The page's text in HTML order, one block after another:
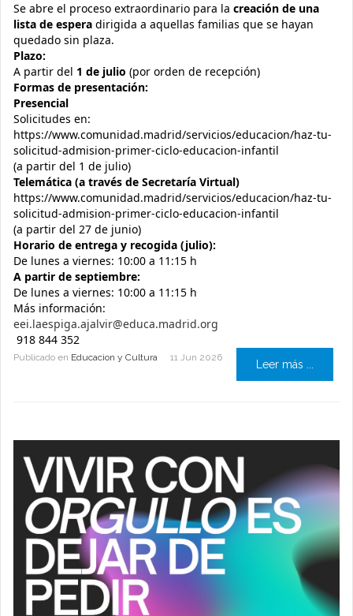
Se abre el proceso extraordinario para la creación de una
lista de espera dirigida a aquellas familias que se hayan
quedado sin plaza.
Plazo:
A partir del 1 de julio (por orden de recepción)
Formas de presentación:
Presencial
Solicitudes en:
https://www.comunidad.madrid/servicios/educacion/haz-tu-
solicitud-admision-primer-ciclo-educacion-infantil
(a partir del 1 de julio)
Telemática (a través de Secretaría Virtual)
https://www.comunidad.madrid/servicios/educacion/haz-tu-
solicitud-admision-primer-ciclo-educacion-infantil
(a partir del 27 de junio)
Horario de entrega y recogida (julio):
De lunes a viernes: 10:00 a 11:15 h
A partir de septiembre:
De lunes a viernes: 10:00 a 11:15 h
Más información:
eei.laespiga.ajalvir@educa.madrid.org
918 844 352
Publicado en Educacion y Cultura 11 Jun 2026
Leer más ...